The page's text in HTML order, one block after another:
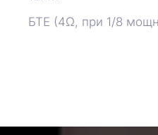
БТЕ (4Ω, при 1/8